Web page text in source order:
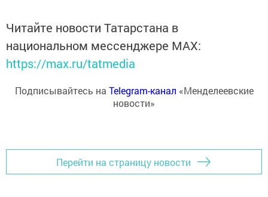
Читайте новости Татарстана в
национальном мессенджере MАХ:
https://max.ru/tatmedia
Подписывайтесь на Telegram-канал «Менделеевские
новости»
Перейти на страницу новости